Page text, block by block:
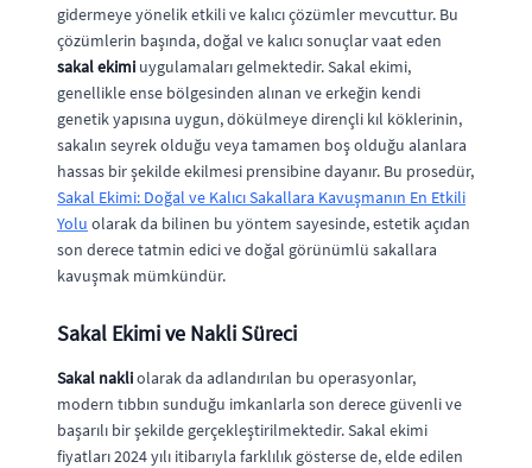
gidermeye yönelik etkili ve kalıcı çözümler mevcuttur. Bu
çözümlerin başında, doğal ve kalıcı sonuçlar vaat eden
sakal ekimi uygulamaları gelmektedir. Sakal ekimi,
genellikle ense bölgesinden alınan ve erkeğin kendi
genetik yapısına uygun, dökülmeye dirençli kıl köklerinin,
sakalın seyrek olduğu veya tamamen boş olduğu alanlara
hassas bir şekilde ekilmesi prensibine dayanır. Bu prosedür,
Sakal Ekimi: Doğal ve Kalıcı Sakallara Kavuşmanın En Etkili
Yolu olarak da bilinen bu yöntem sayesinde, estetik açıdan
son derece tatmin edici ve doğal görünümlü sakallara
kavuşmak mümkündür.
Sakal Ekimi ve Nakli Süreci
Sakal nakliolarak da adlandırılan bu operasyonlar,
modern tıbbın sunduğu imkanlarla son derece güvenli ve
başarılı bir şekilde gerçekleştirilmektedir. Sakal ekimi
fiyatları 2024 yılı itibarıyla farklılık gösterse de, elde edilen